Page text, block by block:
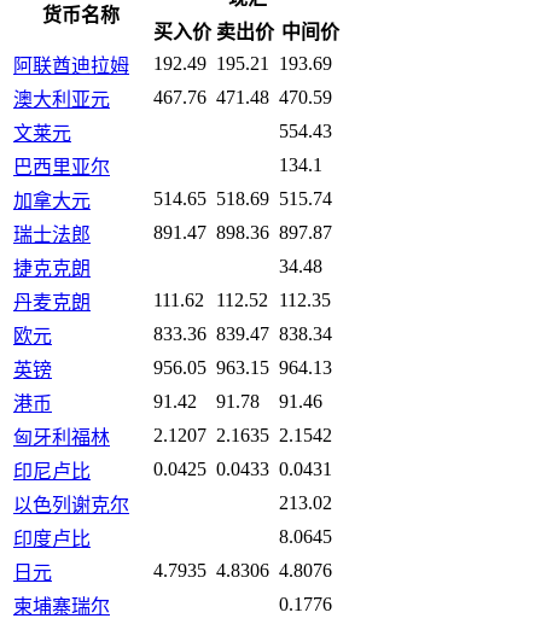
货币名称
买入价 卖出价 中间价
阿联酋迪拉姆
192.49 195.21
193.69
澳大利亚元
467.76 471.48 470.59
文莱元
554.43
巴西里亚尔
134.1
加拿大元
514.65 518.69 515.74
瑞士法郎
891.47 898.36 897.87
捷克克朗
34.48
丹麦克朗
111.62 112.52
112.35
欧元
833.36 839.47 838.34
英镑
956.05 963.15 964.13
港币
91.42 91.78
91.46
匈牙利福林
2.1207 2.1635 2.1542
印尼卢比
0.0425 0.0433 0.0431
以色列谢克尔
213.02
印度卢比
8.0645
日元
4.7935 4.8306 4.8076
柬埔寨瑞尔
0.1776